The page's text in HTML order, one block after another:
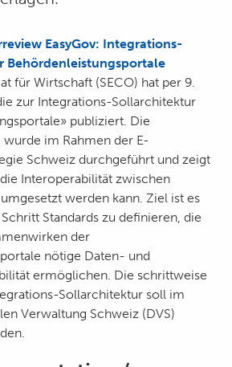
EasyGov: Integrations-
Behördenleistungsportale
für Wirtschaft (SECO) hat per 9.
zur Integrations-Sollarchitektur
publiziert. Die
im Rahmen der E-
Schweiz durchgeführt und zeigt
Interoperabilität zwischen
werden kann. Ziel ist es
Standards zu definieren, die
der
nötige Daten- und
ermöglichen. Die schrittweise
Sollarchitektur soll im
Verwaltung Schweiz (DVS)